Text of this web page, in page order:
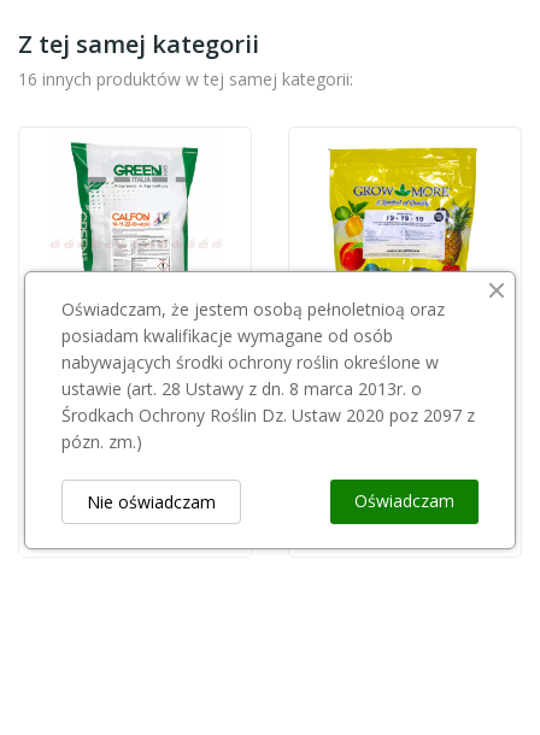
Z tej samej kategorii
16 innych produktów w tej samej kategorii:
Przepraszamy, ten produkt
jest niedostępny.
GREEN ECO POLAND
Calfon 14-11-22+8 10kg
130,00 zł
SZAŁAS AGRO
Oświadczam, że jestem osobą pełnoletnioą oraz
posiadam kwalifikacje wymagane od osób
nabywających środki ochrony roślin określone w
ustawie (art. 28 Ustawy z dn. 8 marca 2013r. o
Środkach Ochrony Roślin Dz. Ustaw 2020 poz 2097 z
pózn. zm.)
Oświadczam
Nie oświadczam